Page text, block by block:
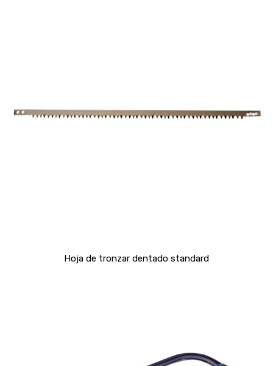
Hoja de tronzar dentado standard